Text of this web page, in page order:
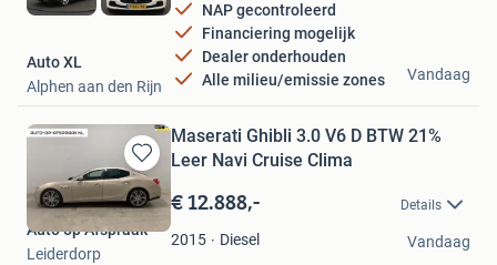
NAP gecontroleerd
Financiering mogelijk
Dealer onderhouden
Alle milieu/emissie zones
Auto XL
Alphen aan den Rijn
Vandaag
Bewaren
in
Mijn
Favorieten
Maserati Ghibli 3.0 V6 D BTW 21%
Leer Navi Cruise Clima
€ 12.888,- Details
2015 Diesel
Auto op Afspraak
Leiderdorp
Vandaag